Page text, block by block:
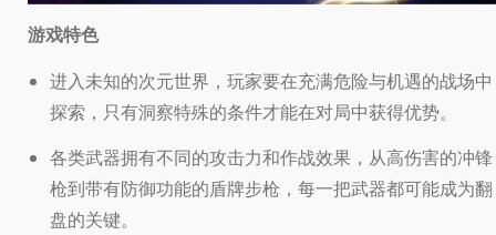
游戏特色
进入未知的次元世界，玩家要在充满危险与机遇的战场中
探索，只有洞察特殊的条件才能在对局中获得优势。
各类武器拥有不同的攻击力和作战效果，从高伤害的冲锋
枪到带有防御功能的盾牌步枪，每一把武器都可能成为翻
盘的关键。